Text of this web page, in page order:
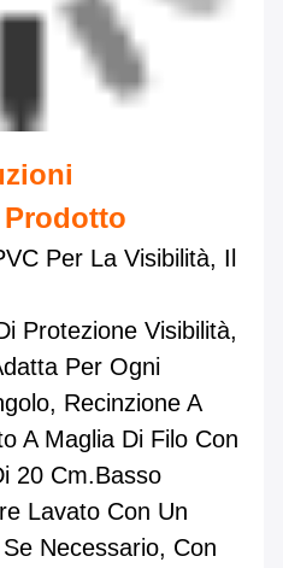
Prodotto
Per La Visibilità, Il
Protezione Visibilità,
Per Ogni
Recinzione A
A Maglia Di Filo Con
20 Cm.basso
Lavato Con Un
Necessario, Con